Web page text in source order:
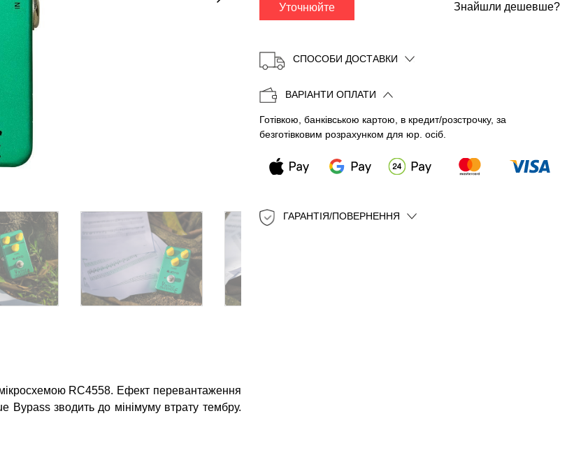
Копіювати
Уточнюйте Знайшли дешевше?
СПОСОБИ ДОСТАВКИ
ВАРІАНТИ ОПЛАТИ
Готівкою, банківською картою, в кредит/розстрочку, за
безготівковим розрахунком для юр. осіб.
ГАРАНТІЯ/ПОВЕРНЕННЯ
RC4558. Ефект перевантаження
зводить до мінімуму втрату тембру.